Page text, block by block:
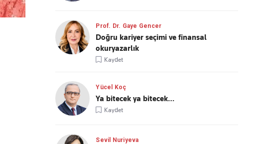
Prof. Dr. Gaye Gencer
Doğru kariyer seçimi ve finansal
okuryazarlık
Kaydet
Yücel Koç
Ya bitecek ya bitecek…
Kaydet
Sevil Nuriyeva